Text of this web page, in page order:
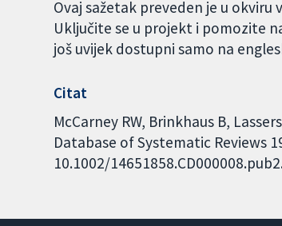
Ovaj sažetak preveden je u
Uključite se u projekt i pomozite
još uvijek dostupni samo na
Citat
McCarney RW, Brinkhaus B,
Database of Systematic Reviews
10.1002/